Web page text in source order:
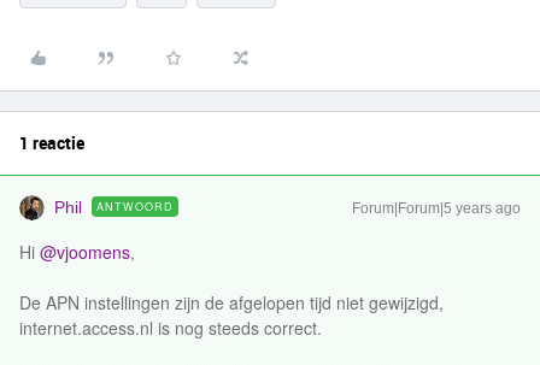
1 reactie
Phil ANTWOORD Forum|Forum|5 years ago
Hi @vjoomens,
De APN instellingen zijn de afgelopen tijd niet gewijzigd,
internet.access.nl is nog steeds correct.